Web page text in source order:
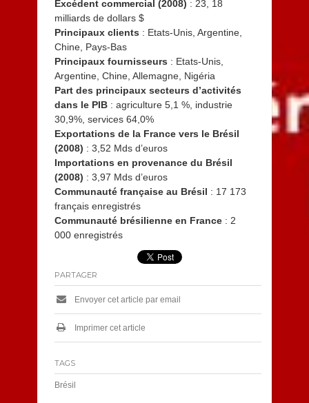
Excédent commercial (2008) : 23, 18
milliards de dollars $
Principaux clients : Etats-Unis, Argentine,
Chine, Pays-Bas
Principaux fournisseurs : Etats-Unis,
Argentine, Chine, Allemagne, Nigéria
Part des principaux secteurs d’activités
dans le PIB: agriculture 5,1 %, industrie
30,9%, services 64,0%
Exportations de la France vers le Brésil
(2008) : 3,52 Mds d’euros
Importations en provenance du Brésil
(2008) : 3,97 Mds d’euros
Communauté française au Brésil : 17 173
français enregistrés
Communauté brésilienne en France: 2
000 enregistrés
PARTAGER
Envoyer cet article par email
Imprimer cet article
TAGS
Brésil